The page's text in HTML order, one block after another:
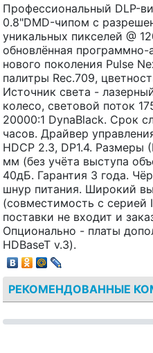
Профессиональный DLP-
0.8"DMD-чипом с
уникальных пикселей @
обновлённая программно-
нового поколения Pulse
палитры Rec.709,
Источник света -
колесо, световой поток
20000:1 DynaBlack. Срок
часов. Драйвер
HDCP 2.3, DP1.4.
мм (без учёта выступа
40дБ. Гарантия 3 года.
шнур питания. Широкий
(совместимость с серией
поставки не входит и
Опционально - платы
HDBaseT v.3).
РЕКОМЕНДОВАННЫЕ